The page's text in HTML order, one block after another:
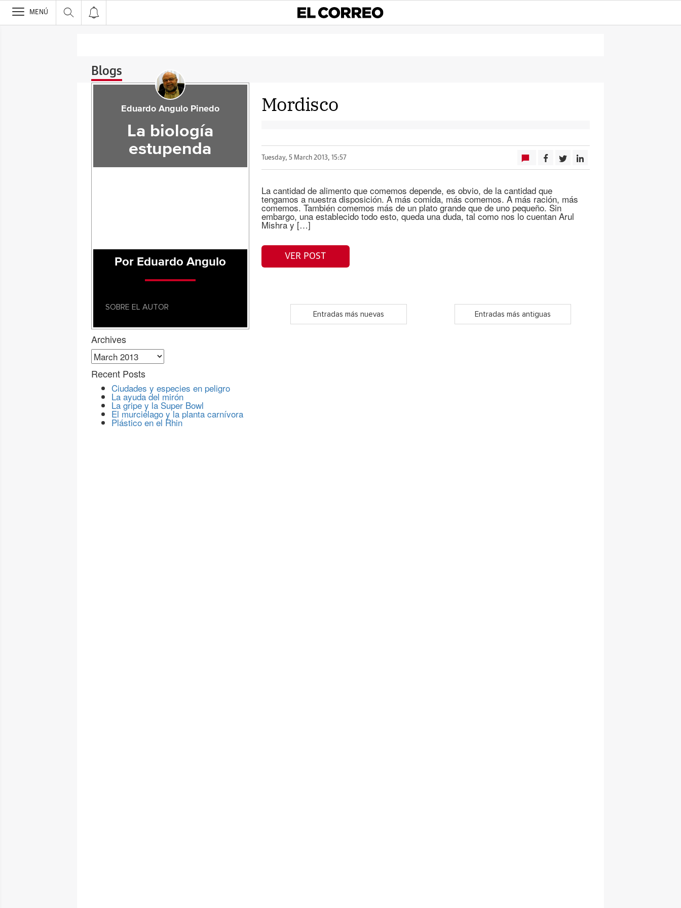
>
MENÚ
Blogs
Mordisco
Tuesday, 5 March 2013, 15:57
La cantidad de alimento que comemos depende, es obvio, de la cantidad que
tengamos a nuestra disposición. A más comida, más comemos. A más ración, más
comemos. También comemos más de un plato grande que de uno pequeño. Sin
embargo, una establecido todo esto, queda una duda, tal como nos lo cuentan Arul
Mishra y […]
VER POST
Entradas más nuevas Entradas más antiguas
Eduardo Angulo Pinedo
La biología
estupenda
Por Eduardo Angulo
SOBRE EL AUTOR
Archives
Archives
Recent Posts
Ciudades y especies en peligro
La ayuda del mirón
La gripe y la Super Bowl
El murciélago y la planta carnívora
Plástico en el Rhin